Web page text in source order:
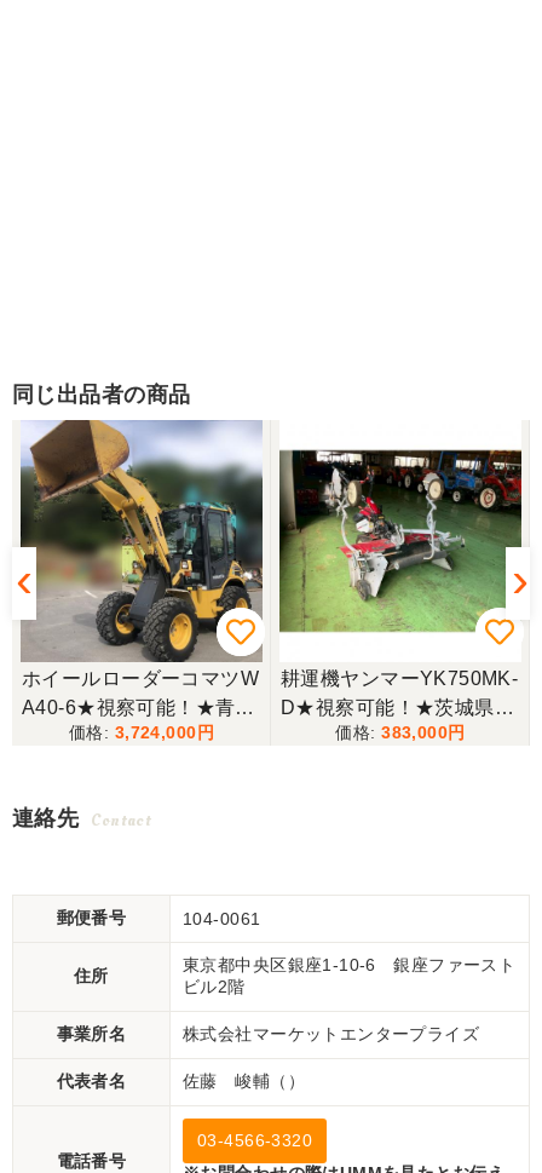
同じ出品者の商品
ホイールローダーコマツW
A40-6★視察可能！★青森
県渡し コマツ ホイールロ
ーゼル 現状渡し【P11248
3,724,000
耕運機ヤンマーYK750MK-
D★視察可能！★茨城県渡
し ヤンマー 耕運機 YK750
383,000
連絡先 Contact
郵便番号 104-0061
住所
東京都中央区銀座1-10-6 銀座ファースト
ビル2階
事業所名 株式会社マーケットエンタープライズ
代表者名 佐藤 峻輔（）
電話番号
03-4566-3320